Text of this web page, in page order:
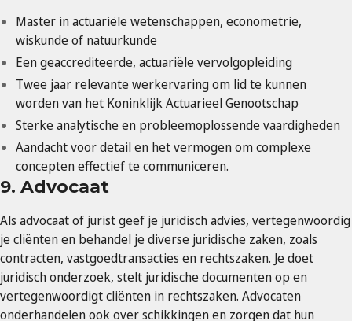
Master in actuariële wetenschappen, econometrie,
wiskunde of natuurkunde
Een geaccrediteerde, actuariële vervolgopleiding
Twee jaar relevante werkervaring om lid te kunnen
worden van het Koninklijk Actuarieel Genootschap
Sterke analytische en probleemoplossende vaardigheden
Aandacht voor detail en het vermogen om complexe
concepten effectief te communiceren.
9. Advocaat
Als advocaat of jurist geef je juridisch advies, vertegenwoordig
je cliënten en behandel je diverse juridische zaken, zoals
contracten, vastgoedtransacties en rechtszaken. Je doet
juridisch onderzoek, stelt juridische documenten op en
vertegenwoordigt cliënten in rechtszaken. Advocaten
onderhandelen ook over schikkingen en zorgen dat hun